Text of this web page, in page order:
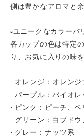
側は豊かなアロマと
▫️ユニークなカラーバ
各カップの色は特定
り、お気に入りの味
- オレンジ：オレン
- パープル：バイオ
- ピンク：ピーチ、ベ
- グリーン：白ブド
- グレー：ナッツ系